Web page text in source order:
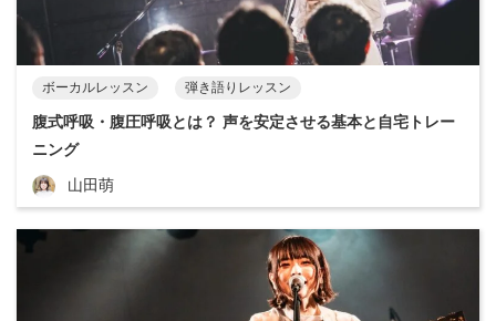
ボーカルレッスン 弾き語りレッスン
腹式呼吸・腹圧呼吸とは？ 声を安定させる基本と自宅トレー
ニング
山田萌